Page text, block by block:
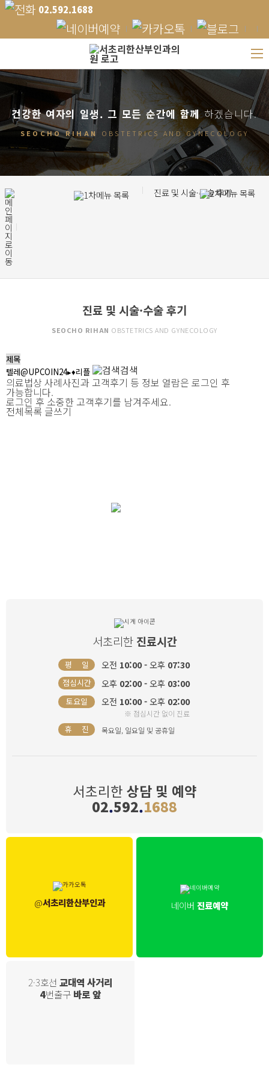
02.592.1688
건강한 여자의 일생. 그 모든 순간에 함께하겠습니다.
SEOCHO RIHAN OBSTETRICS AND GYNECOLOGY
진료 및 시술·수술 후기
진료 및 시술·수술 후기
SEOCHO RIHAN OBSTETRICS AND GYNECOLOGY
검색
의료법상 사례사진과 고객후기 등 정보 열람은 로그인 후
가능합니다.
로그인 후 소중한 고객후기를 남겨주세요.
전체목록 글쓰기
서초리한 진료시간
평 일 오전 10:00 -오후 07:30
점심시간 오후 02:00 -오후 03:00
토요일 오전 10:00 -오후 02:00
※ 점심시간 없이 진료
휴 진 목요일, 일요일 및 공휴일
서초리한 상담 및 예약
02.592.1688
@서초리한산부인과 네이버 진료예약
2·3호선 교대역 사거리
4번출구 바로 앞